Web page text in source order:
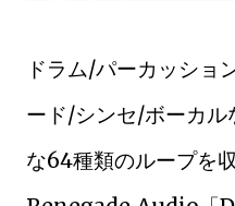
ドラム/パーカッショ
ード/シンセ/ボーカル
な64種類のループを